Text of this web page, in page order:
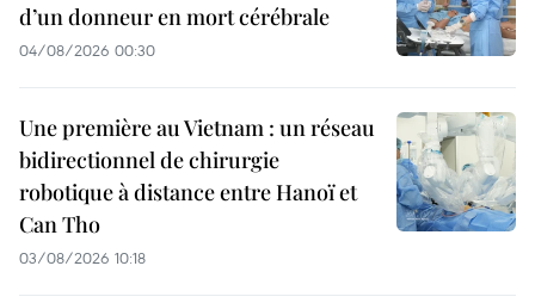
d’un donneur en mort cérébrale
04/08/2026 00:30
Une première au Vietnam : un réseau
bidirectionnel de chirurgie
robotique à distance entre Hanoï et
Can Tho
03/08/2026 10:18